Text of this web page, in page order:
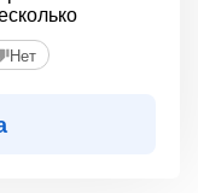
Нет